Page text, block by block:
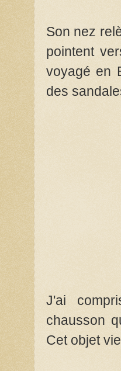
Son nez
pointent
voyagé en
des
J'ai
chausson
Cet objet